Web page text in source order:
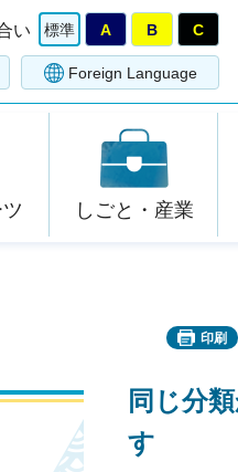
い 標準 A B C
Foreign Language
しごと・産業
印刷
同じ分
す